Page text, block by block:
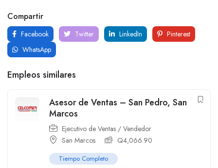
Compartir
Facebook Twitter LinkedIn
Pinterest
WhatsApp
Empleos similares
Asesor de Ventas – San Pedro, San
Marcos
Ejecutivo de Ventas / Vendedor
San Marcos
Q4,066.90
Tiempo Completo